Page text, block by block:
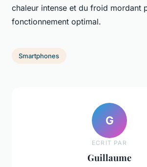
chaleur intense et du froid mordant
fonctionnement optimal.
Smartphones
G
ECRIT PAR
Guillaume